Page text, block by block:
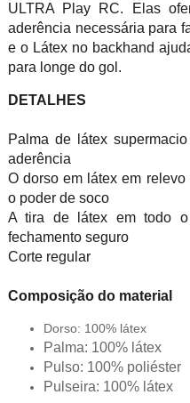
ULTRA Play RC. Elas
aderência necessária para
e o Látex no backhand
para longe do gol.
DETALHES
Palma de látex
aderência
O dorso em látex em
o poder de soco
A tira de látex em todo o
fechamento seguro
Corte regular
Composição do material
Dorso: 100% látex
Palma: 100% látex
Pulso: 100% poliéster
Pulseira: 100% látex